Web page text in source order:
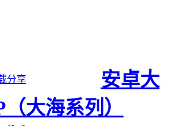
分享
安卓大
大海系列）